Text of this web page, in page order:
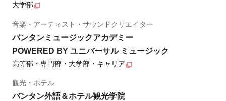
大学部
音楽・アーティスト・サウンドクリエイター
バンタンミュージックアカデミー
POWERED BY ユニバーサル ミュージック
高等部・専門部・大学部・キャリア
観光・ホテル
バンタン外語＆ホテル観光学院